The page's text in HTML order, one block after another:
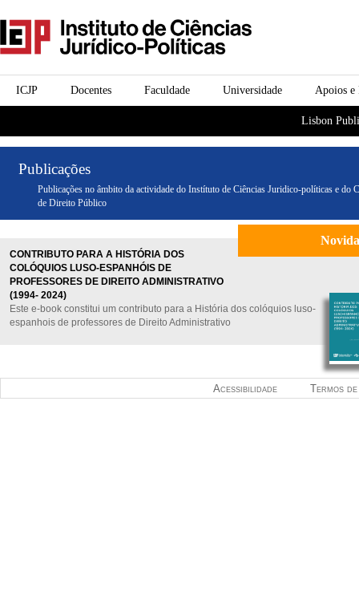
principal
icjp
menu-institucional Apoios e
Universidade
Faculdade
Docentes
ICJP
Lisbon
Publicações
Publicações no âmbito da actividade do Instítuto de Ciências Juridico-políticas e do
de Direito Público
CONTRIBUTO PARA A HISTÓRIA DOS
COLÓQUIOS LUSO-ESPANHÓIS DE
PROFESSORES DE DIREITO ADMINISTRATIVO
(1994- 2024)
Este e-book constitui um contributo para a História dos colóquios luso-
espanhois de professores de Direito Administrativo
Termos
Acessibilidade